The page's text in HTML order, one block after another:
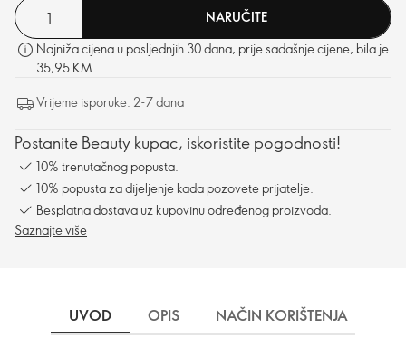
NARUČITE
Najniža cijena u posljednjih 30 dana, prije sadašnje cijene, bila je
35,95 KM
Vrijeme isporuke: 2-7 dana
Postanite Beauty kupac, iskoristite pogodnosti!
10% trenutačnog popusta.
10% popusta za dijeljenje kada pozovete prijatelje.
Besplatna dostava uz kupovinu određenog proizvoda.
Saznajte više
UVOD OPIS NAČIN KORIŠTENJA